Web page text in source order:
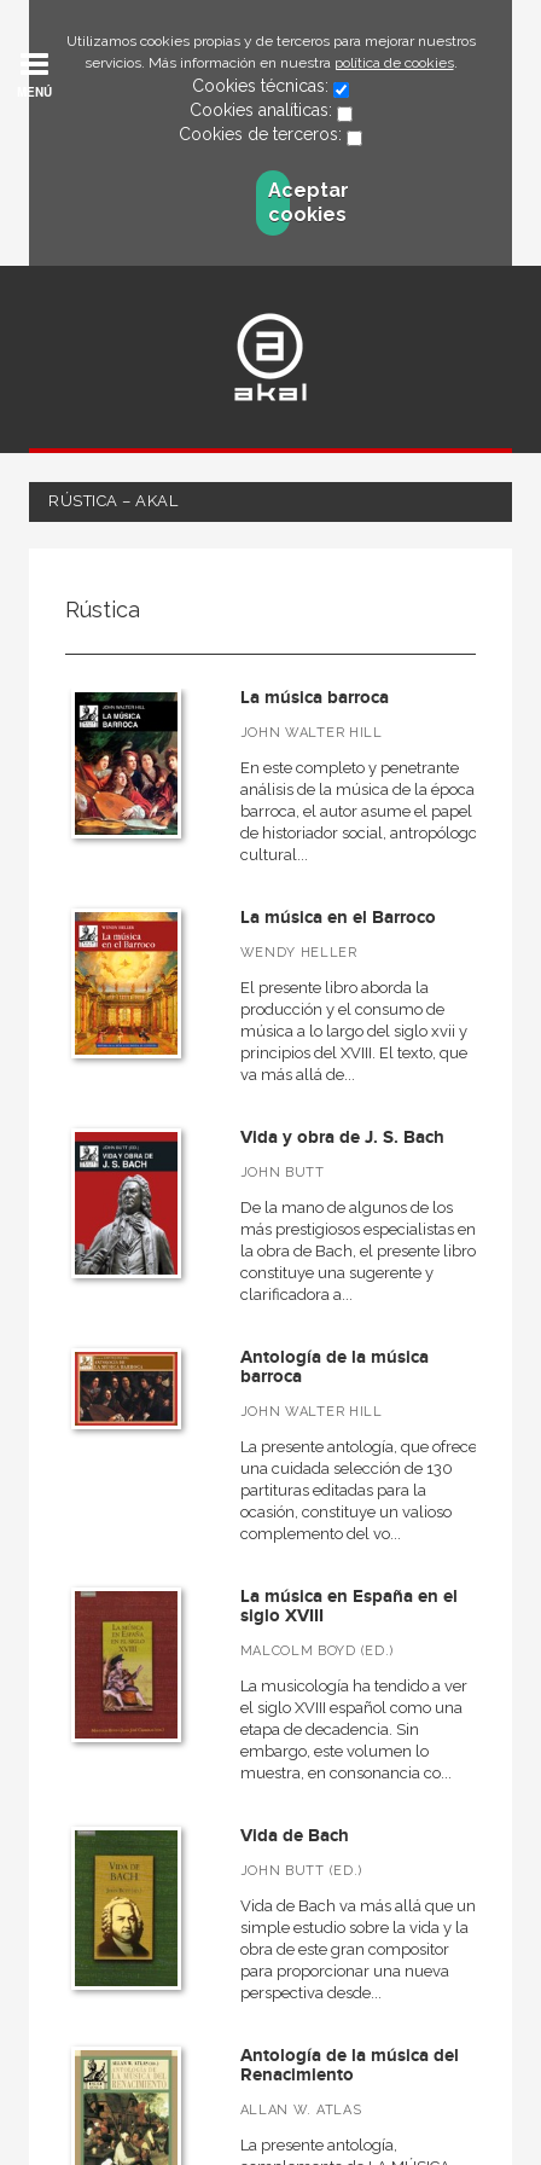
Utilizamos cookies propias y de terceros para mejorar nuestros
servicios. Más información en nuestra política de cookies.
Cookies técnicas:
Cookies analíticas:
Cookies de terceros:
Aceptar
cookies
MENÚ
RÚSTICA – AKAL
Ciencias humanas y sociales
Música
Moderna
MATERIAS
Moderna
Musicas del mundo
Teoría de la música
General
Danza
Historia de la música
NUESTRAS COLECCIONES
Rústica
Rústica
La música barroca
JOHN WALTER HILL
En este completo y penetrante
análisis de la música de la época
barroca, el autor asume el papel
de historiador social, antropólogo
cultural...
La música en el Barroco
WENDY HELLER
El presente libro aborda la
producción y el consumo de
música a lo largo del siglo xvii y
principios del XVIII. El texto, que
va más allá de...
Vida y obra de J. S. Bach
JOHN BUTT
De la mano de algunos de los
más prestigiosos especialistas en
la obra de Bach, el presente libro
constituye una sugerente y
clarificadora a...
Antología de la música
barroca
JOHN WALTER HILL
La presente antología, que ofrece
una cuidada selección de 130
partituras editadas para la
ocasión, constituye un valioso
complemento del vo...
La música en España en el
siglo XVIII
MALCOLM BOYD (ED.)
La musicología ha tendido a ver
el siglo XVIII español como una
etapa de decadencia. Sin
embargo, este volumen lo
muestra, en consonancia co...
Vida de Bach
JOHN BUTT (ED.)
Vida de Bach va más allá que un
simple estudio sobre la vida y la
obra de este gran compositor
para proporcionar una nueva
perspectiva desde...
Antología de la música del
Renacimiento
ALLAN W. ATLAS
La presente antología,